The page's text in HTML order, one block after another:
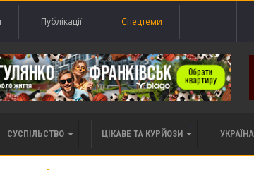
Публікації Спецтеми
СУСПІЛЬСТВО ЦІКАВЕ ТА КУРЙОЗИ